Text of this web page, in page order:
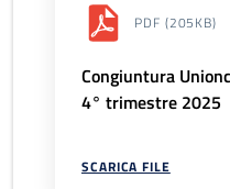
PDF (205KB)
Congiuntura
4° trimestre 2025
SCARICA FILE